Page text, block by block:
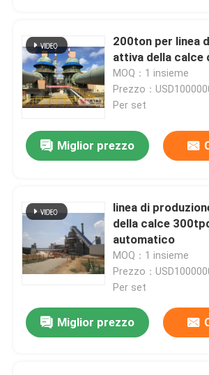
Prodotti
Circa noi
Giro della fabbrica
200ton per linea
attiva della calce
MOQ：1 insieme
Prezzo：
Per set
Miglior prezzo
linea di
della calce
automatico
MOQ：1 insieme
Prezzo：
Per set
Miglior prezzo